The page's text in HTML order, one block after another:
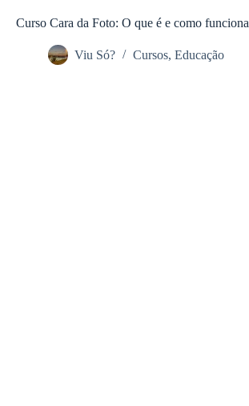
paraCurso Cara da Foto: O que é e como funciona
Viu Só? Cursos, Educação